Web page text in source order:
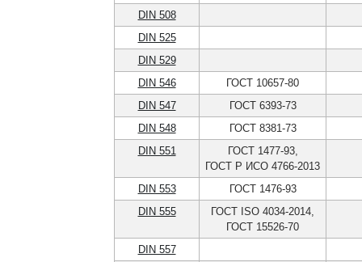
DIN 508
DIN 525
DIN 529
DIN 546
ГОСТ 10657-80
DIN 547
ГОСТ 6393-73
DIN 548
ГОСТ 8381-73
DIN 551
ГОСТ 1477-93,
ГОСТ Р ИСО 4766-2013
DIN 553
ГОСТ 1476-93
DIN 555
ГОСТ ISO 4034-2014,
ГОСТ 15526-70
DIN 557